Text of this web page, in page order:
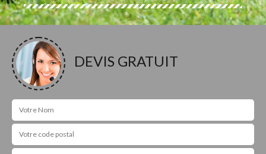
DEVIS GRATUIT